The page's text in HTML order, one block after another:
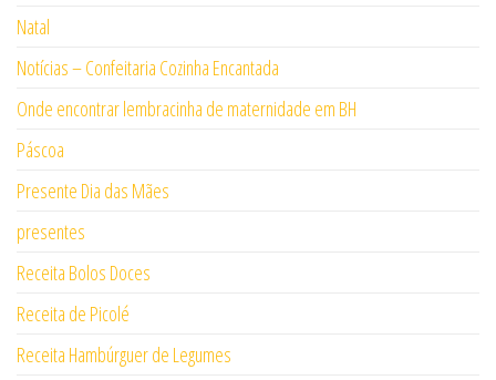
Natal
Notícias – Confeitaria Cozinha Encantada
Onde encontrar lembracinha de maternidade em BH
Páscoa
Presente Dia das Mães
presentes
Receita Bolos Doces
Receita de Picolé
Receita Hambúrguer de Legumes